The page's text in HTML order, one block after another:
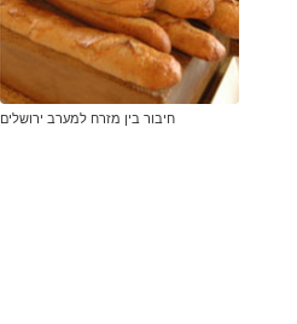
חיבור בין מזרח למערב ירושלים